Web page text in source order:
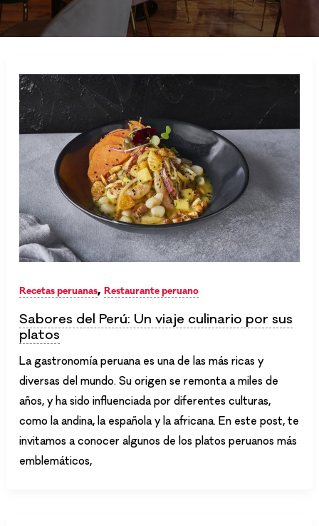
Recetas peruanas, Restaurante peruano
Sabores del Perú: Un viaje culinario por sus
platos
La gastronomía peruana es una de las más ricas y
diversas del mundo. Su origen se remonta a miles de
años, y ha sido influenciada por diferentes culturas,
como la andina, la española y la africana. En este post, te
invitamos a conocer algunos de los platos peruanos más
emblemáticos,